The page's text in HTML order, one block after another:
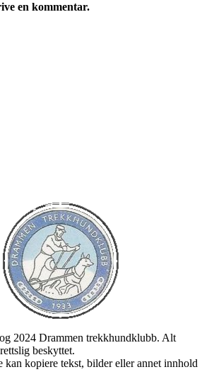
en kommentar.
2024 Drammen trekkhundklubb. Alt
beskyttet.
kan kopiere tekst, bilder eller annet innhold